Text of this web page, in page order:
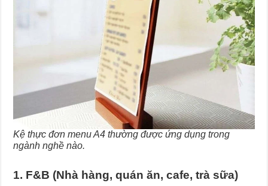
Kệ thực đơn menu A4 thường được ứng dụng trong
ngành nghề nào.
1. F&B (Nhà hàng, quán ăn, cafe, trà sữa)